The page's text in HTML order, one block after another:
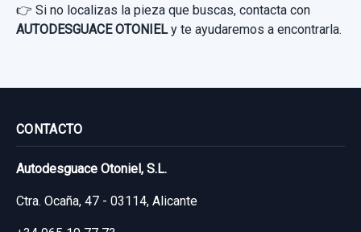
Garantía 1 año
38,83 €
Consultar por whatsapp
MANDO LUCES 4211117F534
LEXUS CT 200H
Garantía 1 año
892584 OEM:
50,00 €
6920675010 6927475010 Y TRASERA
MANETA INTERIOR DELANTERA
IZQUIERDA... usado.
BRAZO SUSPENSION INFERIOR DELANTERO
👉 Si no localizas la pieza que buscas, contacta con
AUTODESGUACE OTONIELy te ayudaremos a encontrarla.
CONTACTO
Autodesguace Otoniel, S.L.
Ctra. Ocaña, 47 - 03114, Alicante